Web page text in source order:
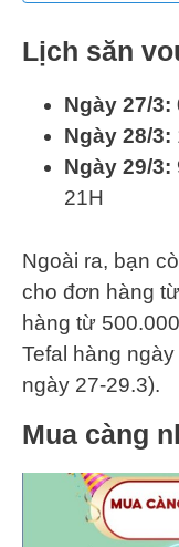
Lịch săn
Ngày 27/3:
Ngày 28/3:
Ngày 29/3:
21H
Ngoài ra, bạn
cho đơn hàng
hàng từ
Tefal hàng
ngày 27-29.3).
Mua càng